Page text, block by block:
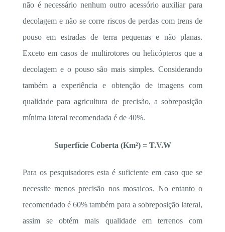
não é necessário nenhum outro acessório auxiliar para
decolagem e não se corre riscos de perdas com trens de
pouso em estradas de terra pequenas e não planas.
Exceto em casos de multirotores ou helicópteros que a
decolagem e o pouso são mais simples. Considerando
também a experiência e obtenção de imagens com
qualidade para agricultura de precisão, a sobreposição
mínima lateral recomendada é de 40%.
Superfície Coberta (Km²) = T.V.W
Para os pesquisadores esta é suficiente em caso que se
necessite menos precisão nos mosaicos. No entanto o
recomendado é 60% também para a sobreposição lateral,
assim se obtém mais qualidade em terrenos com